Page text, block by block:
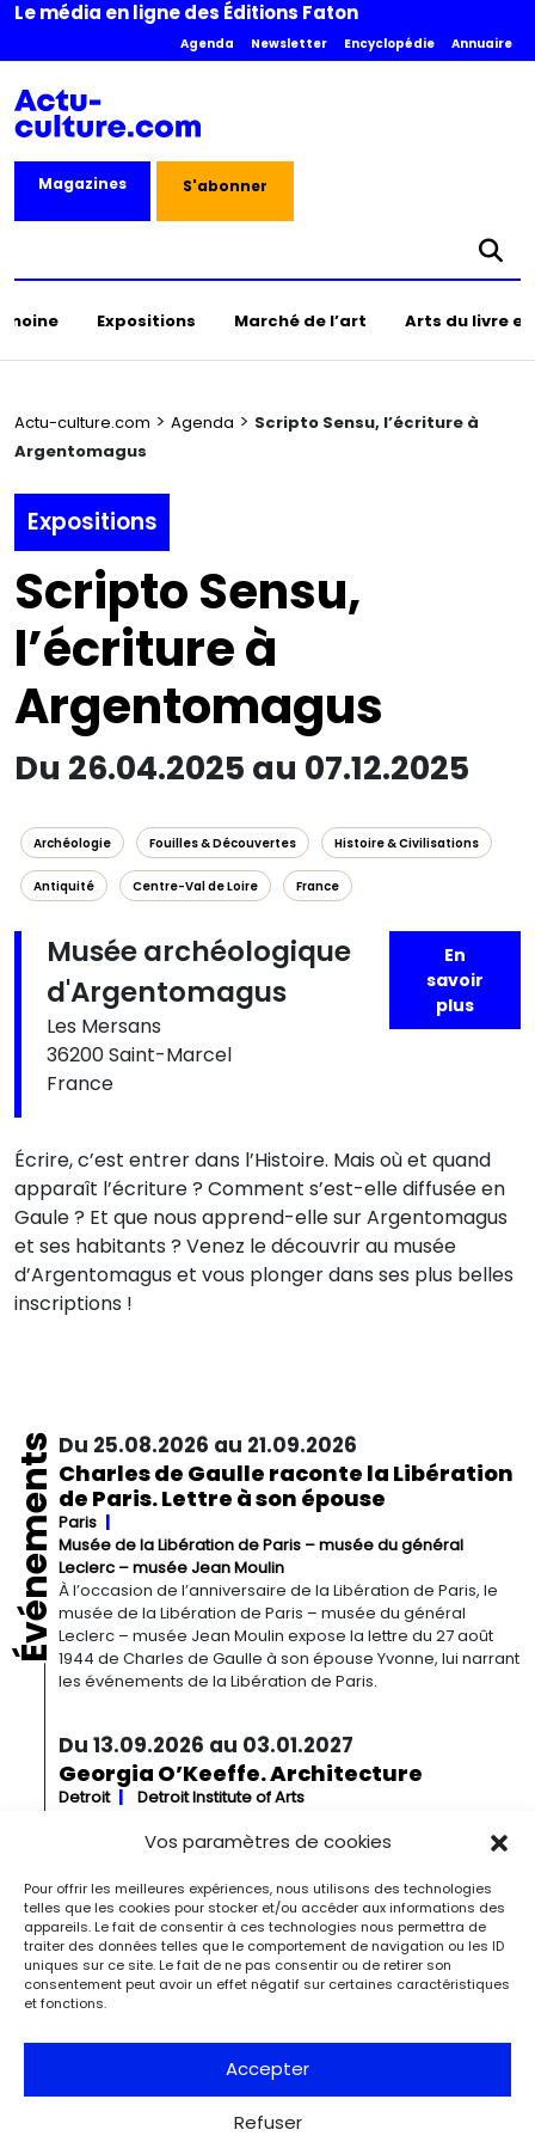
Vos paramètres de cookies
Pour offrir les meilleures expériences, nous utilisons des technologies
telles que les cookies pour stocker et/ou accéder aux informations des
appareils. Le fait de consentir à ces technologies nous permettra de
traiter des données telles que le comportement de navigation ou les ID
uniques sur ce site. Le fait de ne pas consentir ou de retirer son
consentement peut avoir un effet négatif sur certaines caractéristiques
et fonctions.
Accepter
Refuser
Le média en ligne des Éditions Faton
Agenda Newsletter Encyclopédie Annuaire
Magazines S'abonner
Expositions Marché de l’art Arts du livre
Actu-culture.com > Agenda > Scripto Sensu, l’écriture à
Argentomagus
Expositions
Scripto Sensu,
l’écriture à
Argentomagus
Du 26.04.2025 au 07.12.2025
Archéologie Fouilles & Découvertes Histoire & Civilisations
Antiquité Centre-Val de Loire France
Musée archéologique
d'Argentomagus
Les Mersans
36200 Saint-Marcel
France
En
savoir
plus
Écrire, c’est entrer dans l’Histoire. Mais où et quand
apparaît l’écriture ? Comment s’est-elle diffusée en
Gaule ? Et que nous apprend-elle sur Argentomagus
et ses habitants ? Venez le découvrir au musée
d’Argentomagus et vous plonger dans ses plus belles
inscriptions !
ÉvénementsDu 25.08.2026 au 21.09.2026
Charles de Gaulle raconte la Libération
de Paris. Lettre à son épouse
Paris
Musée de la Libération de Paris – musée du général
Leclerc – musée Jean Moulin
À l’occasion de l’anniversaire de la Libération de Paris, le
musée de la Libération de Paris – musée du général
Leclerc – musée Jean Moulin expose la lettre du 27 août
1944 de Charles de Gaulle à son épouse Yvonne, lui narrant
les événements de la Libération de Paris.
Du 13.09.2026 au 03.01.2027
Georgia O’Keeffe. Architecture
Detroit
Detroit Institute of Arts
novatrice qui présente environ 35 peintures architecturales
moderne, O’Keeffe a célébré la beauté et la complexité
des environnements bâtis qu’elle a habités à travers ces
œuvres remarquables. Tout au long de sa longue carrière,
l’artiste a puisé son inspiration dans […]
Bizarre ! L’histoire de l’art du mot le
plus fou du monde
Berlin
Kulturforum
Depuis la Renaissance, « bizarre » est le terme ultime pour